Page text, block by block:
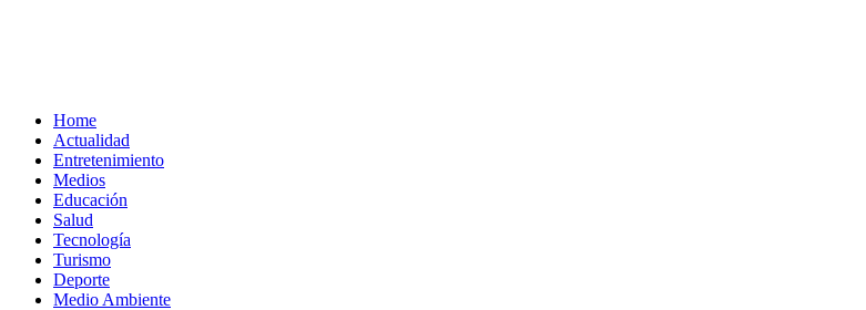
Home
Actualidad
Entretenimiento
Medios
Educación
Salud
Tecnología
Turismo
Deporte
Medio Ambiente